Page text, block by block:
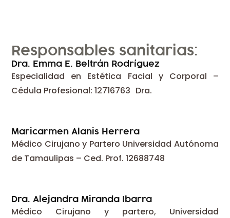
Responsables sanitarias:
Dra. Emma E. Beltrán Rodríguez
Especialidad en Estética Facial y Corporal –
Cédula Profesional: 12716763 Dra.
Maricarmen Alanis Herrera
Médico Cirujano y Partero Universidad Autónoma
de Tamaulipas – Ced. Prof. 12688748
Dra. Alejandra Miranda Ibarra
Médico Cirujano y partero, Universidad